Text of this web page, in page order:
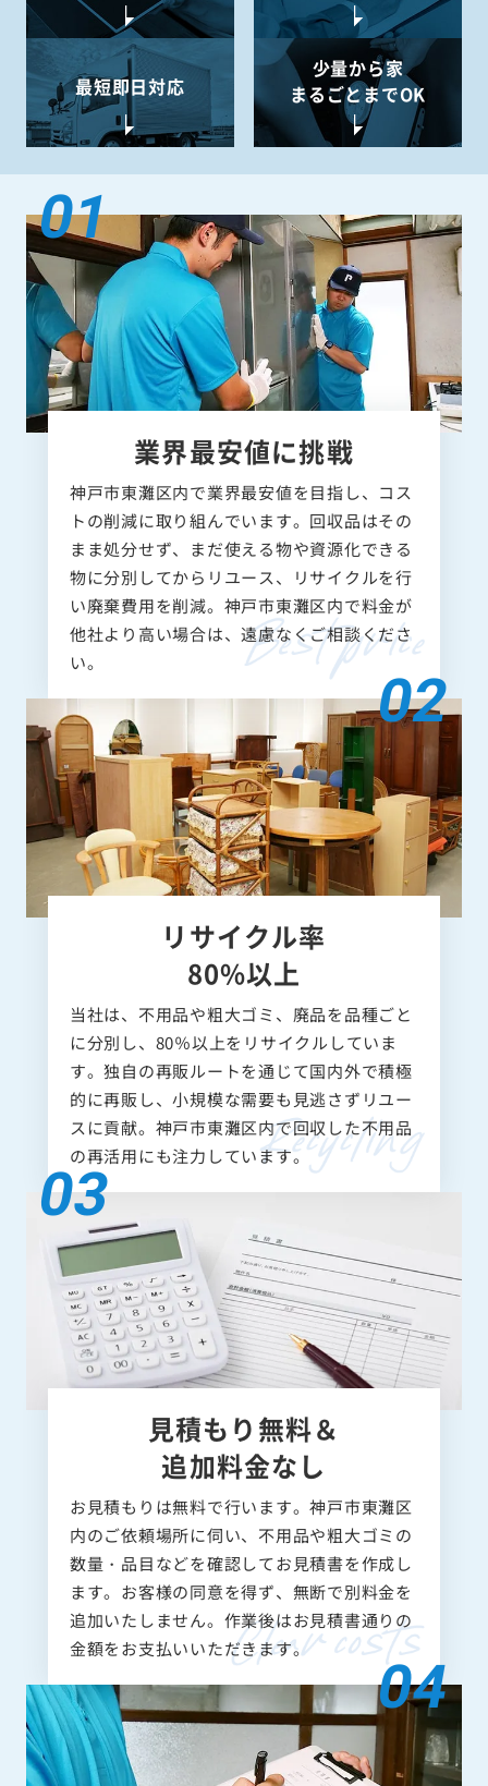
最短即日対応
少量から家
まるごとまでOK
業界最安値に挑戦
神戸市東灘区内で業界最安値を目指し、コス
トの削減に取り組んでいます。回収品はその
まま処分せず、まだ使える物や資源化できる
物に分別してからリユース、リサイクルを行
い廃棄費用を削減。神戸市東灘区内で料金が
他社より高い場合は、遠慮なくご相談くださ
い。
リサイクル率
80%以上
当社は、不用品や粗大ゴミ、廃品を品種ごと
に分別し、80％以上をリサイクルしていま
す。独自の再販ルートを通じて国内外で積極
的に再販し、小規模な需要も見逃さずリユー
スに貢献。神戸市東灘区内で回収した不用品
の再活用にも注力しています。
見積もり無料＆
追加料金なし
お見積もりは無料で行います。神戸市東灘区
内のご依頼場所に伺い、不用品や粗大ゴミの
数量・品目などを確認してお見積書を作成し
ます。お客様の同意を得ず、無断で別料金を
追加いたしません。作業後はお見積書通りの
金額をお支払いいただきます。